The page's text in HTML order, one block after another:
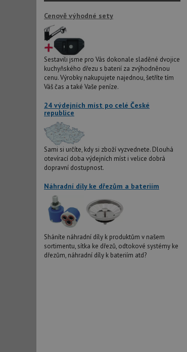
Cenově výhodné sety
Sestavili jsme pro Vás dokonale sladěné dvojice
kuchyňského dřezu s baterií za zvýhodněnou
cenu. Výrobky nakupujete najednou, šetříte tím
Váš čas a také Vaše peníze.
24 výdejních míst po celé České
republice
Sami si určíte, kdy si zboží vyzvednete. Dlouhá
otevírací doba výdejních míst i velice dobrá
dopravní dostupnost.
Náhradní díly ke dřezům a bateriím
Sháníte náhradní díly k produktům v našem
sortimentu, sítka ke dřezů, odtokové systémy ke
dřezům, náhradní díly k bateriím atd?